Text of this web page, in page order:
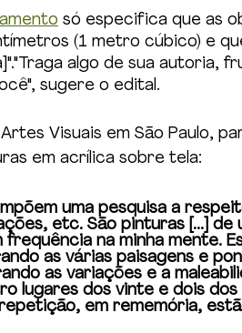
só especifica que as
(1 metro cúbico) e
"Traga algo de sua autoria,
sugere o edital.
Visuais em São Paulo,
em acrílica sobre tela:
uma pesquisa a
etc. São pinturas [...] de
na minha mente.
as várias paisagens e
as variações e a
lugares dos vinte e dois
em rememória,